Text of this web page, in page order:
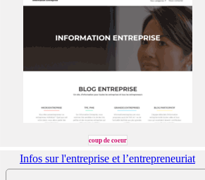
coup de coeur
Infos sur l'entreprise et l’entrepreneuriat